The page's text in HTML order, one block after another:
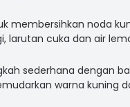
membersihkan noda
larutan cuka dan air
sederhana dengan
warna kuning